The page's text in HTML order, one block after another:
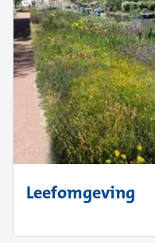
Leefomgeving